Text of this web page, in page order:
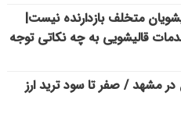
متخلف بازدارنده نیست|
قالیشویی به چه نکاتی توجه
مشهد / صفر تا سود ترید ارز